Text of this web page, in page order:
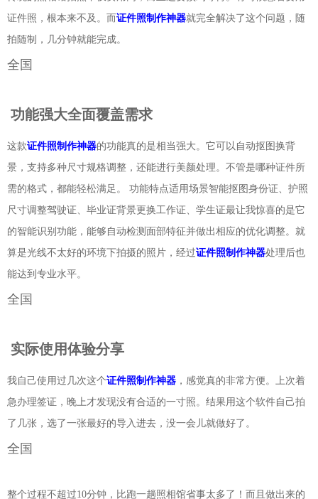
证件照，根本来不及。而证件照制作神器就完全解决了这个问题，随
拍随制，几分钟就能完成。
全国
功能强大全面覆盖需求
这款证件照制作神器的功能真的是相当强大。它可以自动抠图换背
景，支持多种尺寸规格调整，还能进行美颜处理。不管是哪种证件所
需的格式，都能轻松满足。 功能特点适用场景智能抠图身份证、护照
尺寸调整驾驶证、毕业证背景更换工作证、学生证最让我惊喜的是它
的智能识别功能，能够自动检测面部特征并做出相应的优化调整。就
算是光线不太好的环境下拍摄的照片，经过证件照制作神器处理后也
能达到专业水平。
全国
实际使用体验分享
我自己使用过几次这个证件照制作神器 ，感觉真的非常方便。上次着
急办理签证，晚上才发现没有合适的一寸照。结果用这个软件自己拍
了几张，选了一张最好的导入进去，没一会儿就做好了。
全国
整个过程不超过10分钟，比跑一趟照相馆省事太多了！而且做出来的